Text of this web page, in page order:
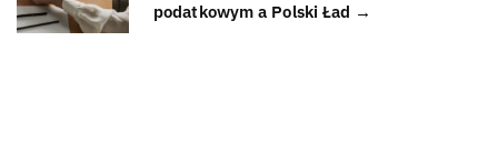
podatkowym a Polski Ład →